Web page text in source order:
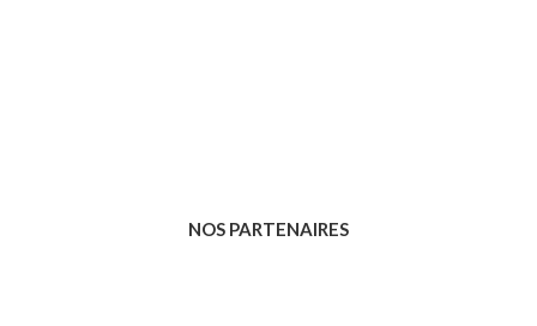
NOS PARTENAIRES